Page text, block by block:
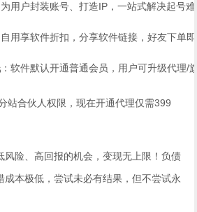
为用户封装账号、打造IP，一站式解决起号
自用享软件折扣，分享软件链接，好友下单
：软件默认开通普通会员，用户可升级代理
站合伙人权限，现在开通代理仅需399
风险、高回报的机会，变现无上限！负债
成本极低，尝试未必有结果，但不尝试永